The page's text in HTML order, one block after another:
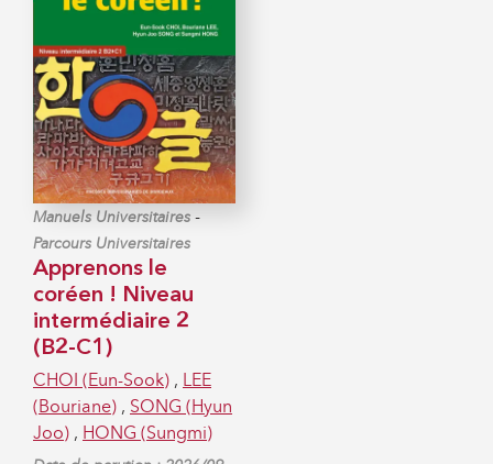
Manuels Universitaires -
Parcours Universitaires
Apprenons le
coréen ! Niveau
intermédiaire 2
(B2-C1)
CHOI (Eun-Sook) , LEE
(Bouriane) , SONG (Hyun
Joo) , HONG (Sungmi)